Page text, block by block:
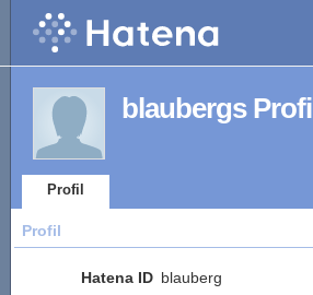
blaubergs Profil
Profil
Profil
Hatena ID blauberg